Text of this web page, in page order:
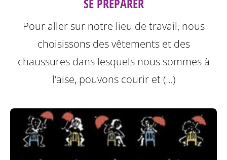
Pour aller sur notre lieu de travail, nous
choisissons des vêtements et des
chaussures dans lesquels nous sommes à
l’aise, pouvons courir et (…)